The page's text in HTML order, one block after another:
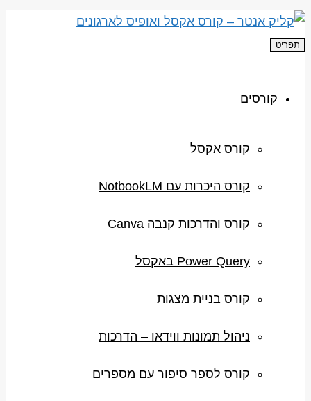
תפריט
קורסים
קורס אקסל
קורס היכרות עם NotbookLM
קורס והדרכות קנבה Canva
Power Query באקסל
קורס בניית מצגות
ניהול תמונות ווידאו – הדרכות
קורס לספר סיפור עם מספרים